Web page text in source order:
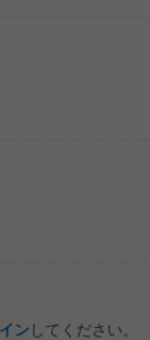
ン してください。